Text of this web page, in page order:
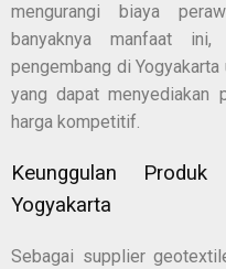
mengurangi biaya
banyaknya manfaat
pengembang di
yang dapat menyediakan
harga kompetitif.
Keunggulan
Yogyakarta
Sebagai supplier